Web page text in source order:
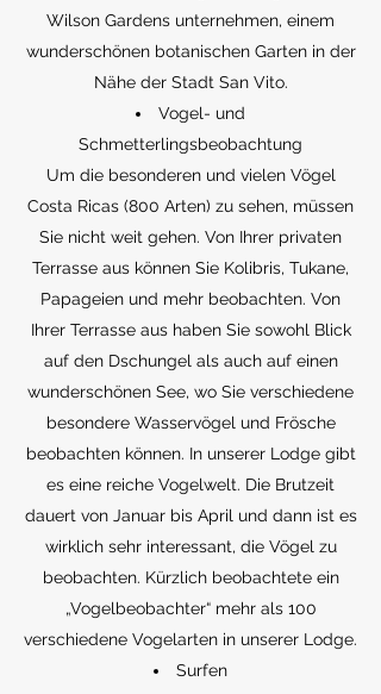
Wilson Gardens unternehmen, einem
wunderschönen botanischen Garten in der
Nähe der Stadt San Vito.
Vogel- und
Schmetterlingsbeobachtung
Um die besonderen und vielen Vögel
Costa Ricas (800 Arten) zu sehen, müssen
Sie nicht weit gehen. Von Ihrer privaten
Terrasse aus können Sie Kolibris, Tukane,
Papageien und mehr beobachten. Von
Ihrer Terrasse aus haben Sie sowohl Blick
auf den Dschungel als auch auf einen
wunderschönen See, wo Sie verschiedene
besondere Wasservögel und Frösche
beobachten können. In unserer Lodge gibt
es eine reiche Vogelwelt. Die Brutzeit
dauert von Januar bis April und dann ist es
wirklich sehr interessant, die Vögel zu
beobachten. Kürzlich beobachtete ein
„Vogelbeobachter“ mehr als 100
verschiedene Vogelarten in unserer Lodge.
Surfen